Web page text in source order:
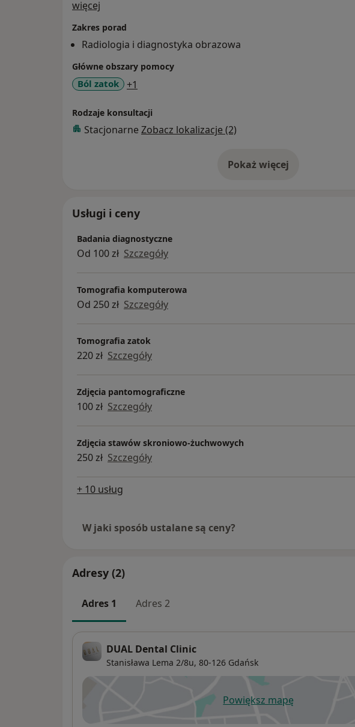
więcej
Zakres porad
Radiologia i diagnostyka obrazowa
Główne obszary pomocy
Ból zatok +1
Rodzaje konsultacji
Stacjonarne Zobacz lokalizacje (2)
Pokaż więcejo doświadczeniu
Usługi i ceny
Badania diagnostyczne
Od 100 zł Szczegóły
Tomografia komputerowa
Od 250 zł Szczegóły
Tomografia zatok
220 zł Szczegóły
Zdjęcia pantomograficzne
100 zł Szczegóły
Zdjęcia stawów skroniowo-żuchwowych
250 zł Szczegóły
+ 10 usług
W jaki sposób ustalane są ceny?
Adresy (2)
Adres 1 Adres 2
DUAL Dental Clinic
Stanisława Lema 2/8u, 80-126 Gdańsk
Powiększ mapęotwiera się w nowej